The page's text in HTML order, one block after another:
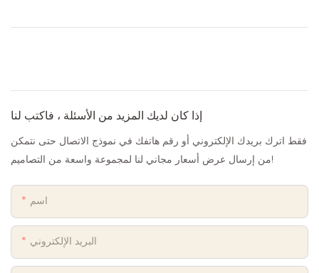
إذا كان لديك المزيد من الأسئلة ، فاكتب لنا
فقط اترك بريدك الإلكتروني أو رقم هاتفك في نموذج الاتصال حتى نتمكن
من إرسال عرض أسعار مجاني لنا لمجموعة واسعة من التصاميم!
اسم
البريد الإلكتروني